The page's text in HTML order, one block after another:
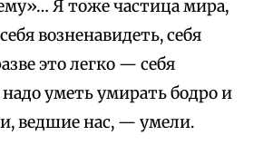
Я тоже частица мира,
возненавидеть, себя
это легко — себя
уметь умирать бодро и
ведшие нас, — умели.